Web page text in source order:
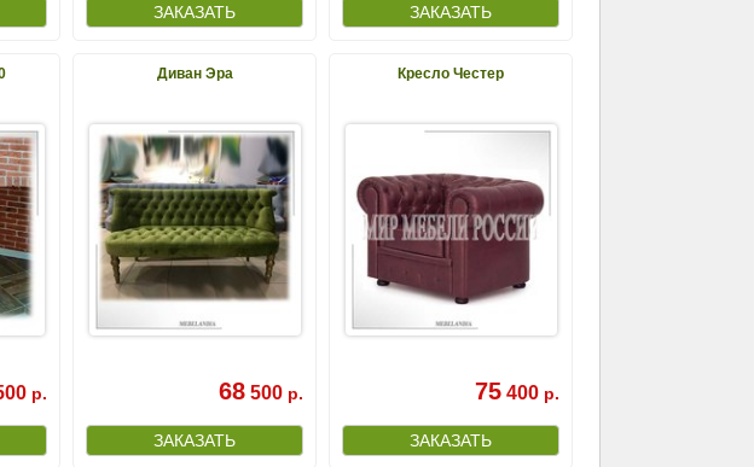
р.
Диван Эра
68 500 р.
Кресло Честер
75 400 р.